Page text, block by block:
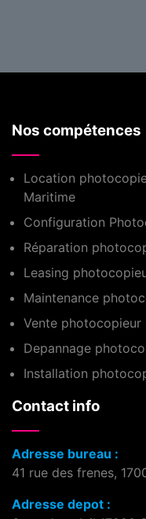
Nos compétences
Location
Maritime
Configuration
Réparation
Leasing
Maintenance
Vente photocopieur
Depannage
Installation
Contact info
Adresse bureau :
41 rue des frenes,
Adresse depot :